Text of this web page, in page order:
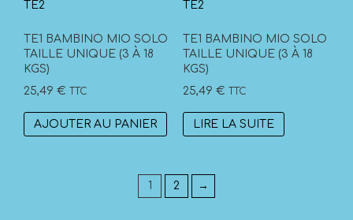
TE1 BAMBINO MIO SOLO
TAILLE UNIQUE (3 À 18
KGS)
25,49 € TTC
AJOUTER AU PANIER
TE1 BAMBINO MIO SOLO
TAILLE UNIQUE (3 À 18
KGS)
25,49 € TTC
LIRE LA SUITE
1 2 →